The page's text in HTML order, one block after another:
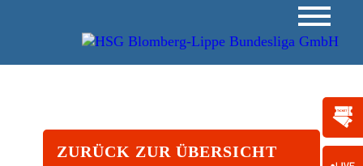
ZURÜCK ZUR ÜBERSICHT